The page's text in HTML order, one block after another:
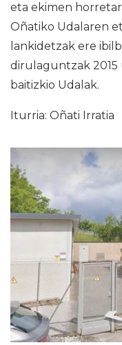
eta ekimen
Oñatiko Udalaren
lankidetzak ere
dirulaguntzak
baitizkio Udalak.
Iturria: Oñati Irratia